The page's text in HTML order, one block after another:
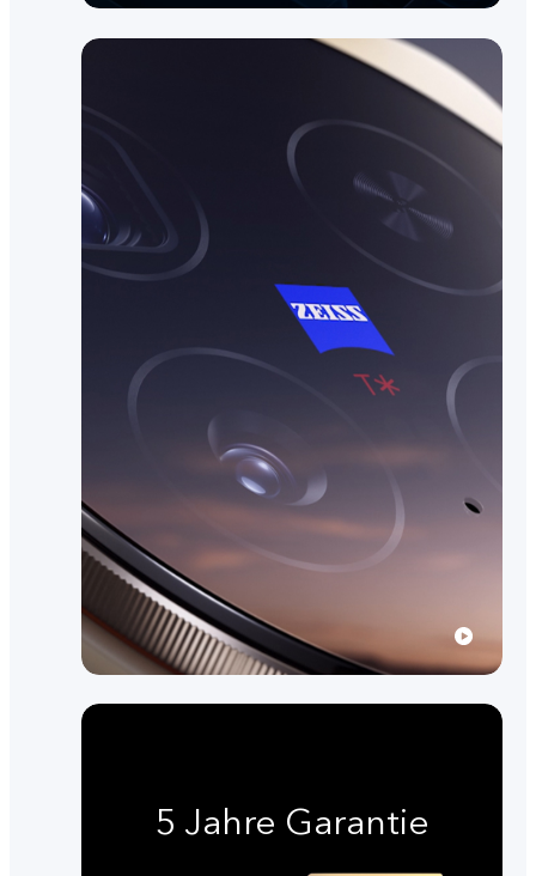
5 Jahre Garantie